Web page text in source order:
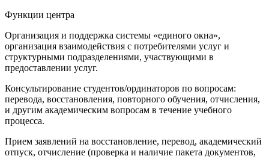
Функции центра
Организация и поддержка системы «единого окна»,
организация взаимодействия с потребителями услуг и
структурными подразделениями, участвующими в
предоставлении услуг.
Консультирование студентов/ординаторов по вопросам:
перевода, восстановления, повторного обучения, отчисления,
и другим академическим вопросам в течение учебного
процесса.
Прием заявлений на восстановление, перевод, академический
отпуск, отчисление (проверка и наличие пакета документов,